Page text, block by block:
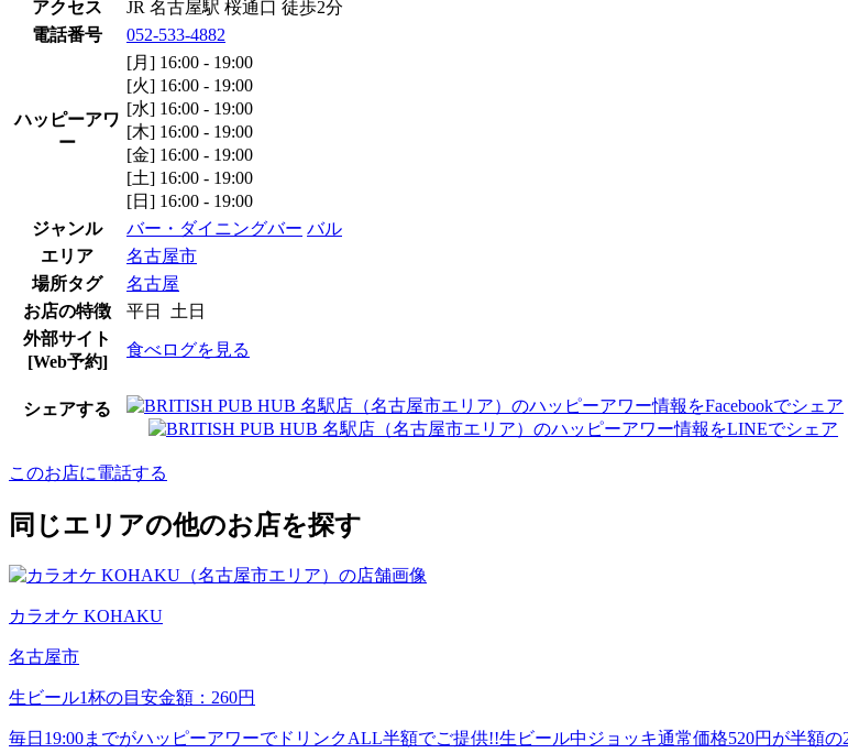
アクセス
JR 名古屋駅 桜通口 徒歩2分
電話番号
052-533-4882
ハッピーアワ
ー
[月] 16:00 - 19:00
[火] 16:00 - 19:00
[水] 16:00 - 19:00
[木] 16:00 - 19:00
[金] 16:00 - 19:00
[土] 16:00 - 19:00
[日] 16:00 - 19:00
ジャンル
バー・ダイニングバー バル
エリア
名古屋市
場所タグ
名古屋
お店の特徴
平日 土日
外部サイト
[Web予約]
食べログを見る
シェアする
このお店に電話する
同じエリアの他のお店を探す
カラオケ KOHAKU
名古屋市
生ビール1杯の目安金額：260円
毎日19:00までがハッピーアワーでドリンクALL半額でご提供!!生ビール中ジョッキ通常価格520円が半額